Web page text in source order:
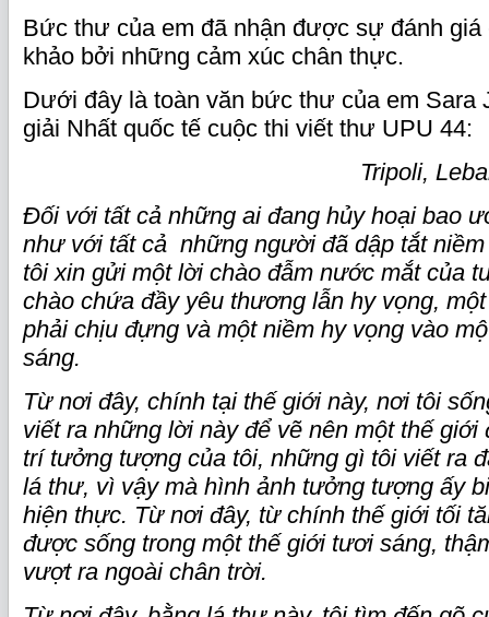
Bức thư của em đã nhận được sự đánh giá
khảo bởi những cảm xúc chân thực.
Dưới đây là toàn văn bức thư của em Sara
giải Nhất quốc tế cuộc thi viết thư UPU 44:
Tripoli,
Đối với tất cả những ai đang hủy hoại bao
như với tất cả những người đã dập tắt
tôi xin gửi một lời chào đẫm nước mắt của
chào chứa đầy yêu thương lẫn hy vọng,
phải chịu đựng và một niềm hy vọng vào
sáng.
Từ nơi đây, chính tại thế giới này, nơi tôi
viết ra những lời này để vẽ nên một thế giới
trí tưởng tượng của tôi, những gì tôi viết ra
lá thư, vì vậy mà hình ảnh tưởng tượng ấy
hiện thực. Từ nơi đây, từ chính thế giới tối
được sống trong một thế giới tươi sáng,
vượt ra ngoài chân trời.